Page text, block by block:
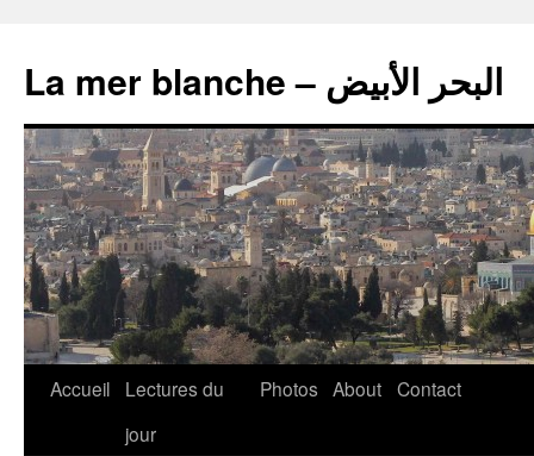
La mer blanche – البحر الأبيض
Accueil
Lectures du
jour
Photos About Contact